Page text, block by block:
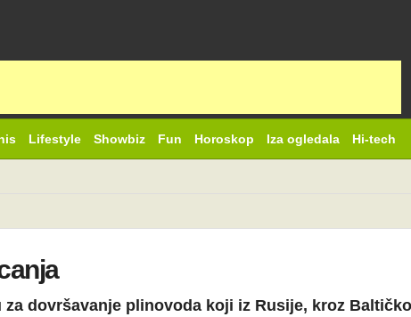
Lifestyle Showbiz Fun Horoskop Iza ogledala Hi-tech
dovršavanje plinovoda koji iz Rusije, kroz